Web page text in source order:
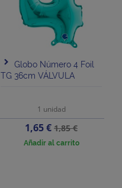
Globo Número 4 Foil
TG 36cm VÁLVULA
1 unidad
Precio
1,65 €Precio
base
1,85 €
Añadir al carrito